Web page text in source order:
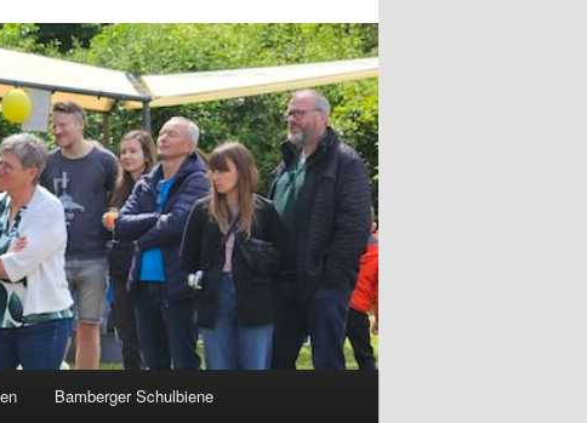
Bamberger Schulbiene